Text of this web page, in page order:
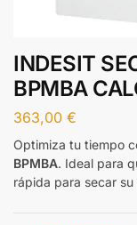
INDESIT
BPMBA
363,00 €
Optimiza tu tiempo
BPMBA. Ideal para
rápida para secar su